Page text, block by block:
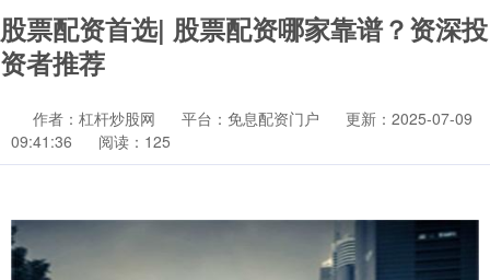
股票配资首选| 股票配资哪家靠谱？资深投
资者推荐
作者：杠杆炒股网 平台：免息配资门户
更新：2025-07-09
09:41:36
阅读：125